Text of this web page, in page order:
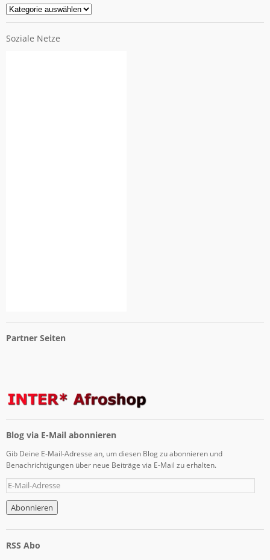
Soziale Netze
Partner Seiten
Blog via E-Mail abonnieren
Gib Deine E-Mail-Adresse an, um diesen Blog zu abonnieren und
Benachrichtigungen über neue Beiträge via E-Mail zu erhalten.
RSS Abo